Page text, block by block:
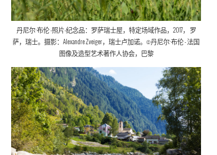
丹尼尔·布伦-照片-纪念品：罗萨瑞士屋， 特定场域作品， 2017， 罗
萨，瑞士。摄影：Alexandre Zveiger，瑞士卢加诺。©丹尼尔·布伦- 法国
图像及造型艺术著作人协会，巴黎